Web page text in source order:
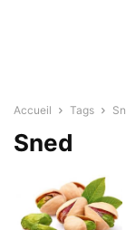
Accueil Tags
Sned